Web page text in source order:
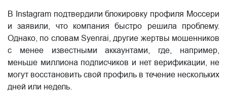
В Instagram подтвердили блокировку профиля Моссери
и заявили, что компания быстро решила проблему.
Однако, по словам Syenrai, другие жертвы мошенников
с менее известными аккаунтами, где, например,
меньше миллиона подписчиков и нет верификации, не
могут восстановить свой профиль в течение нескольких
дней или недель.